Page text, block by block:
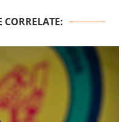
CORRELATE: